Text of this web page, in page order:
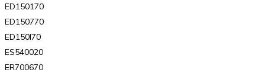
ED150170
ED150770
ED150I70
ES540020
ER700670